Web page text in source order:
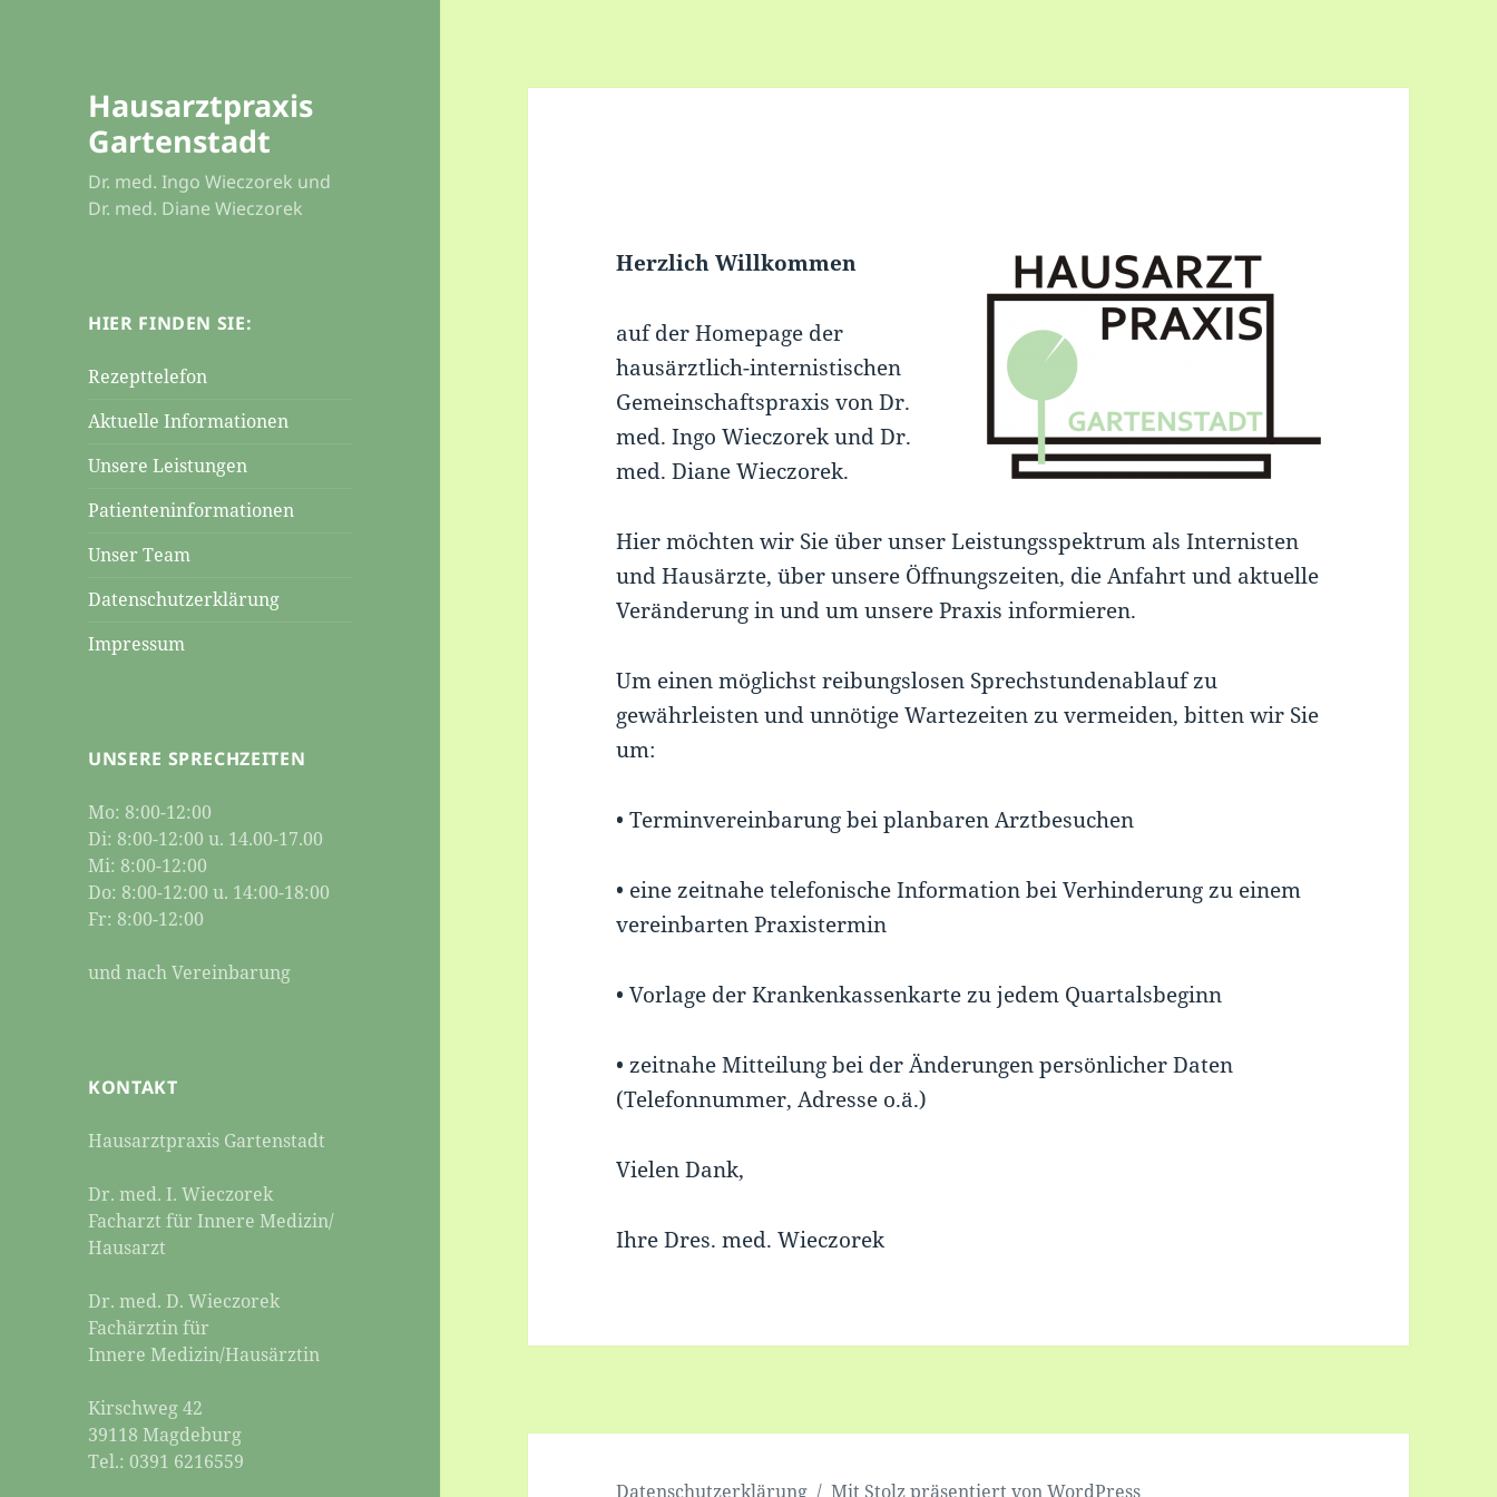
Hausarztpraxis
Gartenstadt
Dr. med. Ingo Wieczorek und
Dr. med. Diane Wieczorek
HIER FINDEN SIE:
Rezepttelefon
Aktuelle Informationen
Unsere Leistungen
Patienteninformationen
Unser Team
Datenschutzerklärung
Impressum
UNSERE SPRECHZEITEN
Mo: 8:00-12:00
Di: 8:00-12:00 u. 14.00-17.00
Mi: 8:00-12:00
Do: 8:00-12:00 u. 14:00-18:00
Fr: 8:00-12:00
und nach Vereinbarung
KONTAKT
Hausarztpraxis Gartenstadt
Dr. med. I. Wieczorek
Facharzt für Innere Medizin/
Hausarzt
Dr. med. D. Wieczorek
Fachärztin für
Innere Medizin/Hausärztin
Kirschweg 42
39118 Magdeburg
Tel.: 0391 6216559
Herzlich Willkommen
auf der Homepage der
hausärztlich-internistischen
Gemeinschaftspraxis von Dr.
med. Ingo Wieczorek und Dr.
med. Diane Wieczorek.
Hier möchten wir Sie über unser Leistungsspektrum als Internisten
und Hausärzte, über unsere Öffnungszeiten, die Anfahrt und aktuelle
Veränderung in und um unsere Praxis informieren.
Um einen möglichst reibungslosen Sprechstundenablauf zu
gewährleisten und unnötige Wartezeiten zu vermeiden, bitten wir Sie
um:
• Terminvereinbarung bei planbaren Arztbesuchen
• eine zeitnahe telefonische Information bei Verhinderung zu einem
vereinbarten Praxistermin
• Vorlage der Krankenkassenkarte zu jedem Quartalsbeginn
• zeitnahe Mitteilung bei der Änderungen persönlicher Daten
(Telefonnummer, Adresse o.ä.)
Vielen Dank,
Ihre Dres. med. Wieczorek
Datenschutzerklärung Mit Stolz präsentiert von WordPress